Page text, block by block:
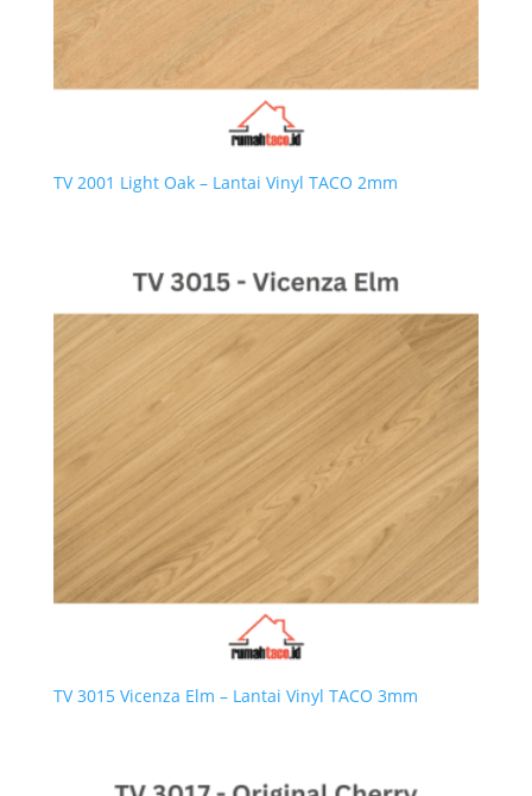
TV 2001 Light Oak – Lantai Vinyl TACO 2mm
TV 3015 Vicenza Elm – Lantai Vinyl TACO 3mm